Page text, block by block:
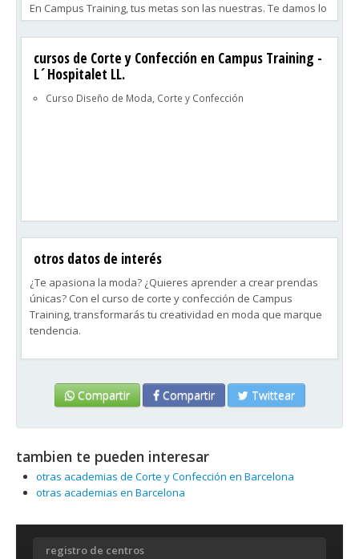
En Campus Training, tus metas son las nuestras. Te damos lo
necesario para que, al terminar tu preparación, trabajes en
tu campo y emprendas tu carrera profesional. Ya sea crecer
en tu empresa, buscar nuevas oportunidades o ampliar
conocimientos, te apoyamos en cada etapa. Nuestro objetivo
cursos de Corte y Confección en Campus Training -
L´Hospitalet LL.
Curso Diseño de Moda, Corte y Confección
otros datos de interés
¿Te apasiona la moda? ¿Quieres aprender a crear prendas
únicas? Con el curso de corte y confección de Campus
Training, transformarás tu creatividad en moda que marque
tendencia.
Aprende a diseñar desde cero, a crear patrones, a elegir los
adentrarte en un sector profesional de referencia en
nuestro país. ¡Da rienda suelta a tu imaginación y convierte
tus diseños en realidad!
Con esta completa formación online y presencial estarás
preparado para el mercado laboral. Disfrutarás trabajando
en lo que realmente te apasiona. ¡Da el paso y elige el curso
Compartir Compartir Twittear
tambien te pueden interesar
otras academias de Corte y Confección en Barcelona
otras academias en Barcelona
registro de centros